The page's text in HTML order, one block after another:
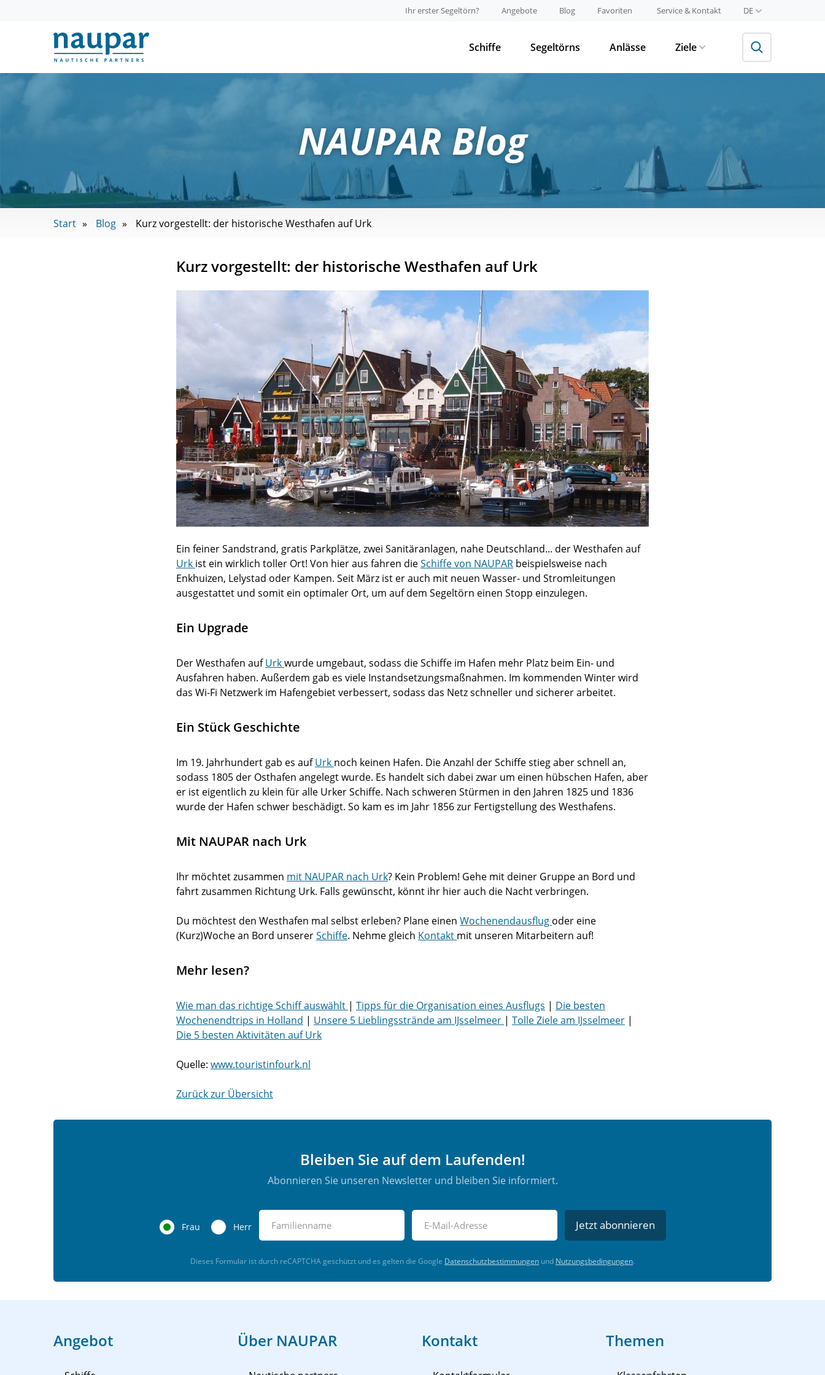
Ihr erster Segeltörn? Angebote Blog Favoriten Service & Kontakt DE
Schiffe Segeltörns Anlässe Ziele
NAUPAR Blog
Start Blog Kurz vorgestellt: der historische Westhafen auf Urk
Kurz vorgestellt: der historische Westhafen auf Urk
Ein feiner Sandstrand, gratis Parkplätze, zwei Sanitäranlagen, nahe Deutschland... der Westhafen auf
Urk ist ein wirklich toller Ort! Von hier aus fahren dieSchiffe von NAUPAR beispielsweise nach
Enkhuizen, Lelystad oder Kampen. Seit März ist er auch mit neuen Wasser- und Stromleitungen
ausgestattet und somit ein optimaler Ort, um auf dem Segeltörn einen Stopp einzulegen.
Ein Upgrade
Der Westhafen aufUrkwurde umgebaut, sodass die Schiffe im Hafen mehr Platz beim Ein- und
Ausfahren haben. Außerdem gab es viele Instandsetzungsmaßnahmen. Im kommenden Winter wird
das Wi-Fi Netzwerk im Hafengebiet verbessert, sodass das Netz schneller und sicherer arbeitet.
Ein Stück Geschichte
Im 19. Jahrhundert gab es aufUrk noch keinen Hafen. Die Anzahl der Schiffe stieg aber schnell an,
sodass 1805 der Osthafen angelegt wurde. Es handelt sich dabei zwar um einen hübschen Hafen, aber
er ist eigentlich zu klein für alle Urker Schiffe. Nach schweren Stürmen in den Jahren 1825 und 1836
wurde der Hafen schwer beschädigt. So kam es im Jahr 1856 zur Fertigstellung des Westhafens.
Mit NAUPAR nach Urk
Ihr möchtet zusammen mit NAUPAR nach Urk? Kein Problem! Gehe mit deiner Gruppe an Bord und
fahrt zusammen Richtung Urk. Falls gewünscht, könnt ihr hier auch die Nacht verbringen.
Du möchtest den Westhafen mal selbst erleben? Plane einen Wochenendausflug oder eine
(Kurz)Woche an Bord unsererSchiffe. Nehme gleich Kontakt mit unseren Mitarbeitern auf!
Mehr lesen?
Wie man das richtige Schiff auswählt | Tipps für die Organisation eines Ausflugs | Die besten
Wochenendtrips in Holland | Unsere 5 Lieblingsstrände am IJsselmeer | Tolle Ziele am IJsselmeer |
Die 5 besten Aktivitäten auf Urk
Quelle: www.touristinfourk.nl
Zurück zur Übersicht
Bleiben Sie auf dem Laufenden!
Abonnieren Sie unseren Newsletter und bleiben Sie informiert.
Frau Herr Jetzt abonnieren
Dieses Formular ist durch reCAPTCHA geschützt und es gelten die Google Datenschutzbestimmungen und Nutzungsbedingungen.
Angebot Über NAUPAR Kontakt Themen